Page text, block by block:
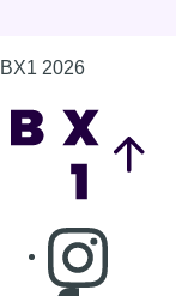
BX1 2026